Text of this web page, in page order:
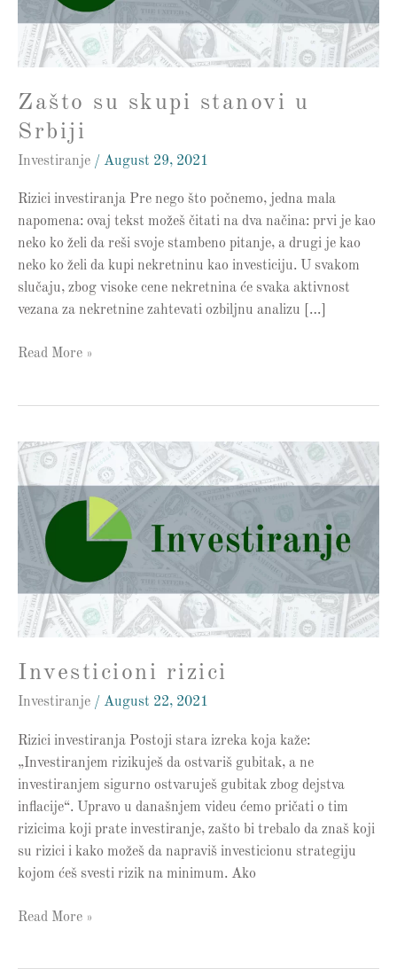
Zašto su skupi stanovi u
Srbiji
Investiranje / August 29, 2021
Rizici investiranja Pre nego što počnemo, jedna mala
napomena: ovaj tekst možeš čitati na dva načina: prvi je kao
neko ko želi da reši svoje stambeno pitanje, a drugi je kao
neko ko želi da kupi nekretninu kao investiciju. U svakom
slučaju, zbog visoke cene nekretnina će svaka aktivnost
vezana za nekretnine zahtevati ozbiljnu analizu […]
Read More »
Investicioni rizici
Investiranje / August 22, 2021
Rizici investiranja Postoji stara izreka koja kaže:
„Investiranjem rizikuješ da ostvariš gubitak, a ne
investiranjem sigurno ostvaruješ gubitak zbog dejstva
inflacije“. Upravo u današnjem videu ćemo pričati o tim
rizicima koji prate investiranje, zašto bi trebalo da znaš koji
su rizici i kako možeš da napraviš investicionu strategiju
kojom ćeš svesti rizik na minimum. Ako
Investicioni
rizici
Read More »